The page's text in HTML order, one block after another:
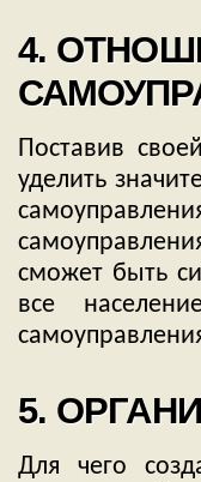
4.
Поставив
уделить
сможет быть
все
5.
Для чего